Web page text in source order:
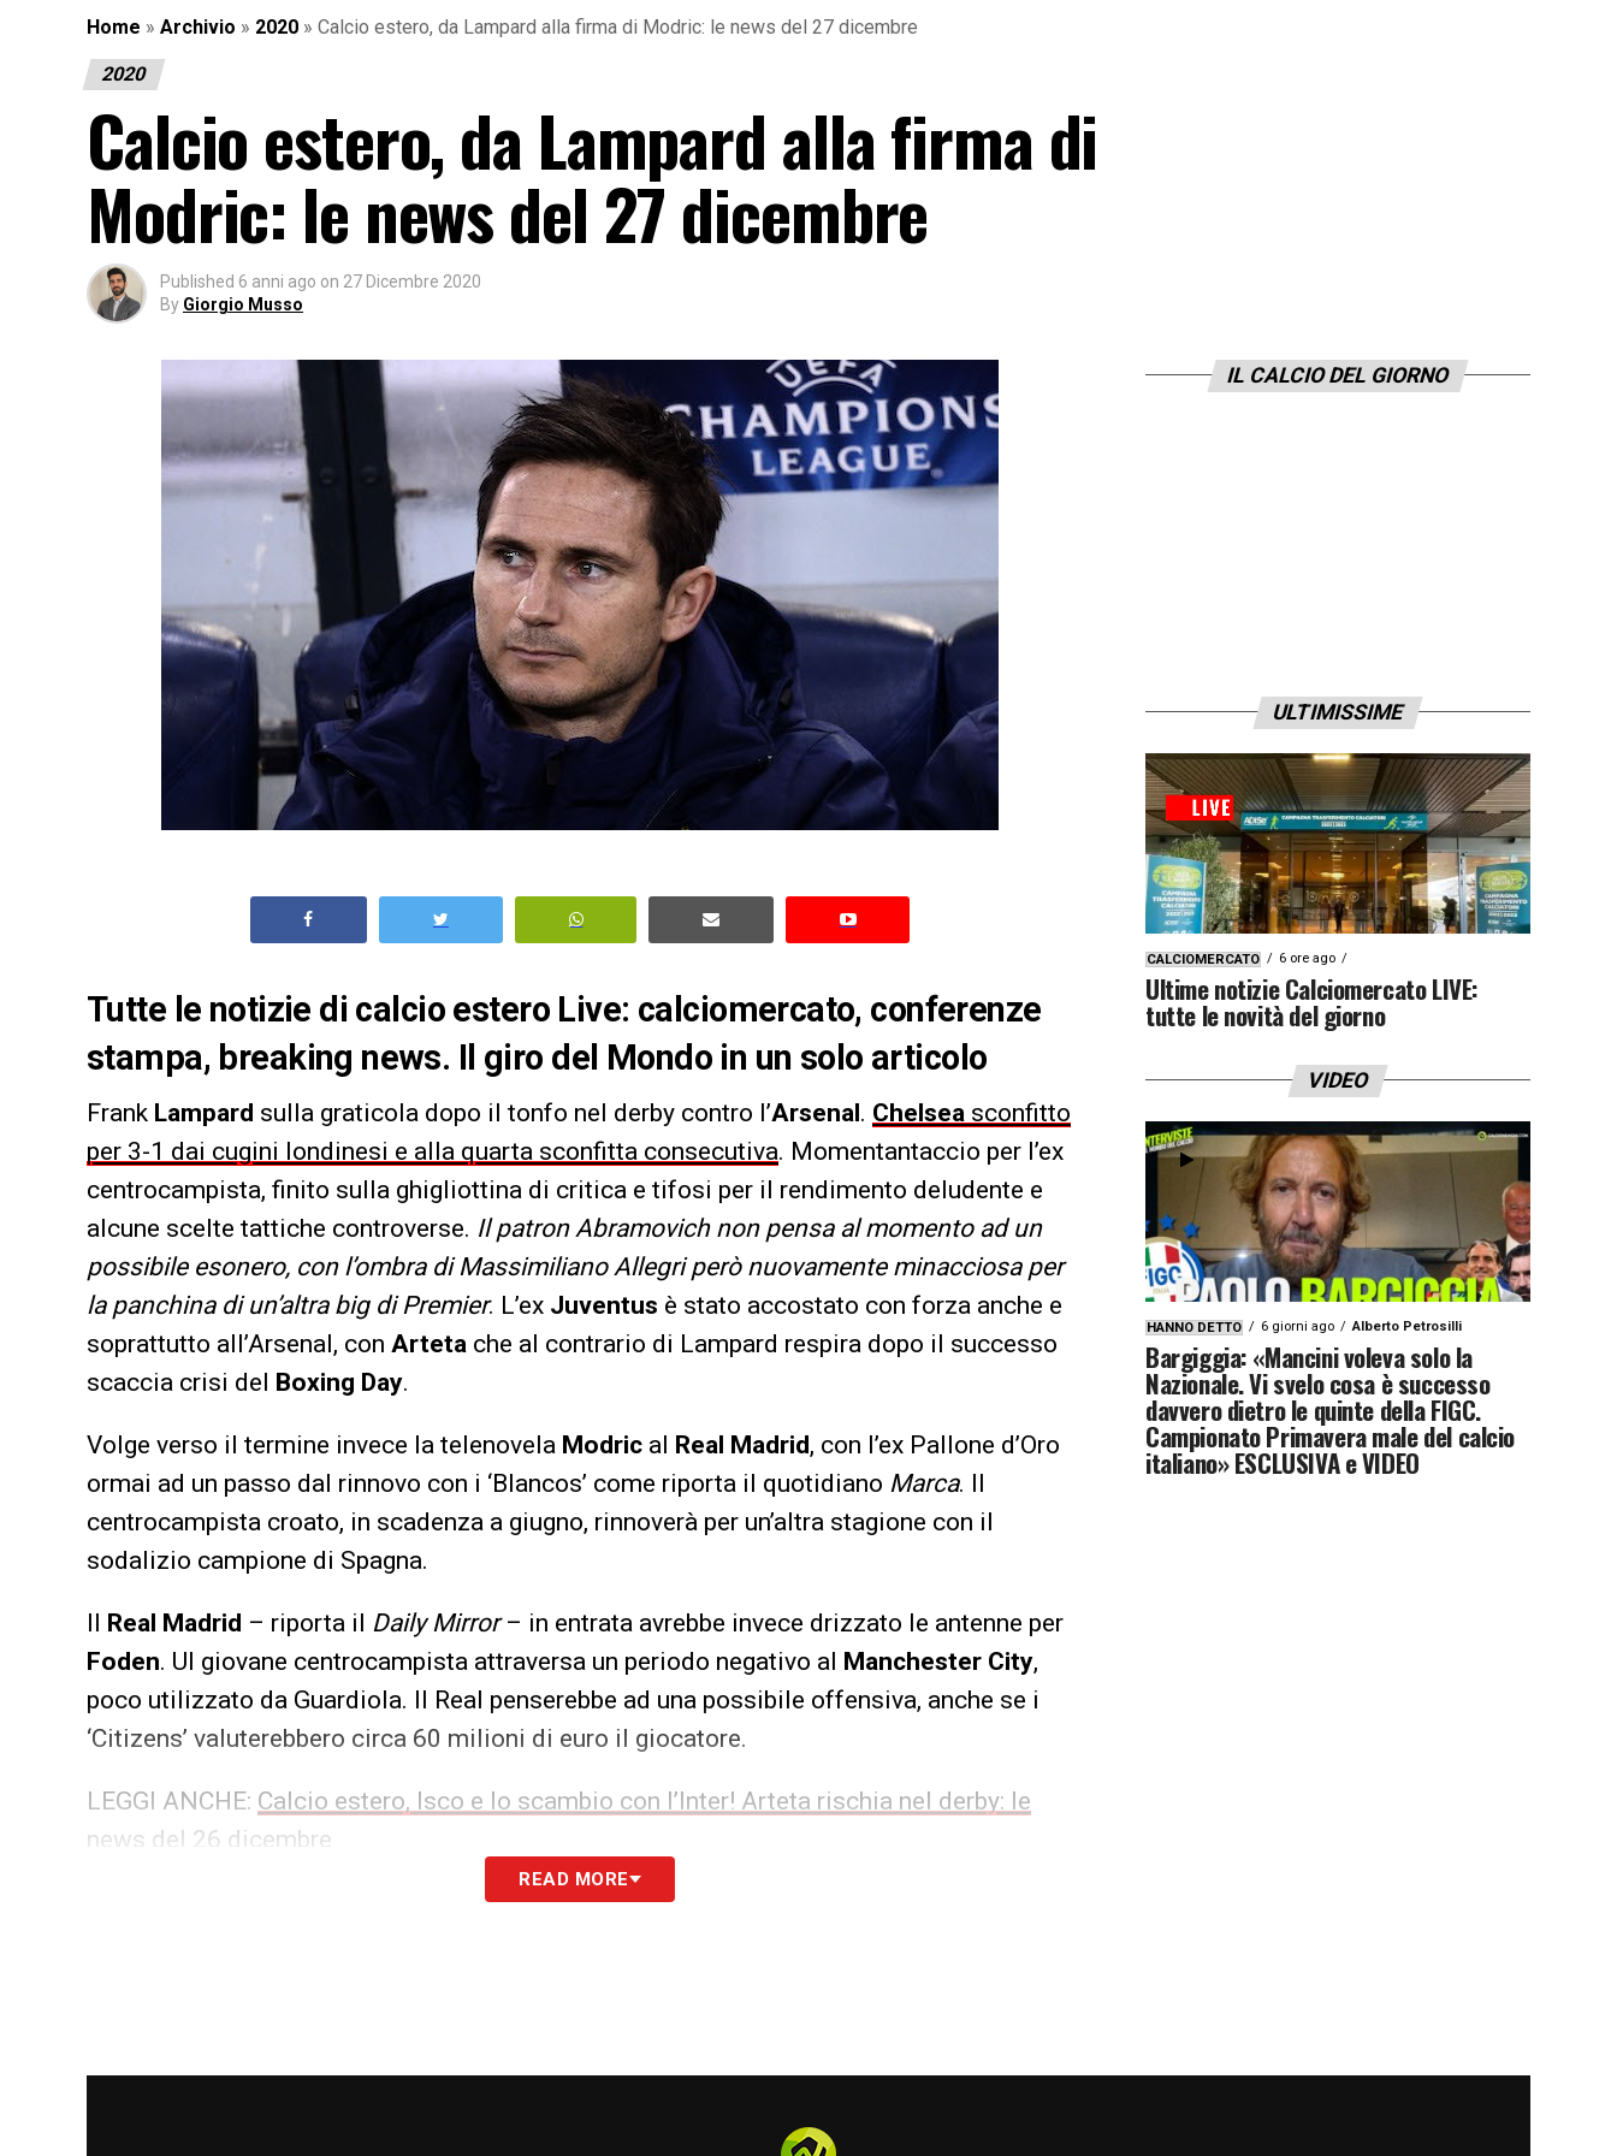
Home » Archivio » 2020 » Calcio estero, da Lampard alla firma di Modric: le news del 27 dicembre
2020
Calcio estero, da Lampard alla firma di
Modric: le news del 27 dicembre
Published 6 anni ago on 27 Dicembre 2020
By Giorgio Musso
Tutte le notizie di calcio estero Live: calciomercato, conferenze
stampa, breaking news. Il giro del Mondo in un solo articolo
Frank Lampard sulla graticola dopo il tonfo nel derby contro l’Arsenal. Chelsea sconfitto
per 3-1 dai cugini londinesi e alla quarta sconfitta consecutiva. Momentantaccio per l’ex
centrocampista, finito sulla ghigliottina di critica e tifosi per il rendimento deludente e
alcune scelte tattiche controverse. Il patron Abramovich non pensa al momento ad un
possibile esonero, con l’ombra di Massimiliano Allegri però nuovamente minacciosa per
la panchina di un’altra big di Premier. L’ex Juventus è stato accostato con forza anche e
soprattutto all’Arsenal, con Arteta che al contrario di Lampard respira dopo il successo
scaccia crisi del Boxing Day.
Volge verso il termine invece la telenovela Modric al Real Madrid, con l’ex Pallone d’Oro
ormai ad un passo dal rinnovo con i ‘Blancos’ come riporta il quotidiano Marca. Il
centrocampista croato, in scadenza a giugno, rinnoverà per un’altra stagione con il
sodalizio campione di Spagna.
Il Real Madrid – riporta il Daily Mirror– in entrata avrebbe invece drizzato le antenne per
Foden. Ul giovane centrocampista attraversa un periodo negativo al Manchester City,
poco utilizzato da Guardiola. Il Real penserebbe ad una possibile offensiva, anche se i
‘Citizens’ valuterebbero circa 60 milioni di euro il giocatore.
LEGGI ANCHE: Calcio estero, Isco e lo scambio con l’Inter! Arteta rischia nel derby: le
news del 26 dicembre
Calciomercato estero, Pochettino sogna Messi a Parigi
READ MORE
IL CALCIO DEL GIORNO
ULTIMISSIME
CALCIOMERCATO 6 ore ago
Ultime notizie Calciomercato LIVE:
tutte le novità del giorno
VIDEO
HANNO DETTO 6 giorni ago Alberto Petrosilli
Bargiggia: «Mancini voleva solo la
Nazionale. Vi svelo cosa è successo
davvero dietro le quinte della FIGC.
Campionato Primavera male del calcio
italiano» ESCLUSIVA e VIDEO